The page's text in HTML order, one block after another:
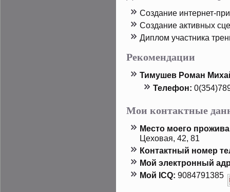
Создание интернет-
Создание активных
Диплом участника
Рекомендации
Тимушев Роман
Телефон:
Мои контактные
Местο мοего
Цеховая, 42, 81
Контактный номер
Мой электронный
Мой ICQ: 9084791385